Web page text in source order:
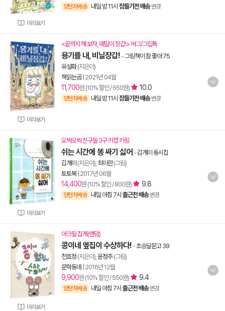
미리보기
양탄자배송 내일 밤 11시 잠들기전 배송 변경
미리보기
<끝까지 해 보자, 때밀이 장갑!> 머그/그립톡
용기를 내, 비닐장갑! -그림책이 참 좋아 75
유설화(지은이)
책읽는곰| 2021년 04월
11,700원 (10% 할인 / 650원) 10.0
양탄자배송 내일 밤 11시 잠들기전 배송 변경
미리보기
오싹오싹 친구들 3구 키캡 키링
쉬는 시간에 똥 싸기 싫어 -김개미 동시집
김개미 (지은이), 최미란(그림)
토토북| 2017년 06월
14,400원 (10% 할인 / 800원) 9.8
양탄자배송 내일 아침 7시 출근전 배송 변경
미리보기
아크릴 집게(랜덤)
콩이네 옆집이 수상하다! -초승달문고 39
천효정 (지은이), 윤정주(그림)
문학동네
2016년 12월
9,900원 (10% 할인 / 550원) 9.4
양탄자배송 내일 아침 7시 출근전 배송 변경